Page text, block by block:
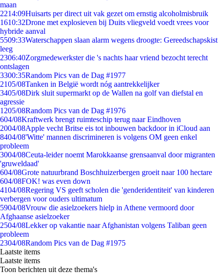
maan
2214:09Huisarts per direct uit vak gezet om ernstig alcoholmisbruik
1610:32Drone met explosieven bij Duits vliegveld voedt vrees voor
hybride aanval
5509:33Waterschappen slaan alarm wegens droogte: Gereedschapskist
leeg
2306:40Zorgmedewerkster die 's nachts haar vriend bezocht terecht
ontslagen
3300:35Random Pics van de Dag #1977
2105/08Tanken in België wordt nóg aantrekkelijker
3405/08Dirk sluit supermarkt op de Wallen na golf van diefstal en
agressie
1205/08Random Pics van de Dag #1976
604/08Kraftwerk brengt ruimteschip terug naar Eindhoven
2004/08Apple vecht Britse eis tot inbouwen backdoor in iCloud aan
8404/08'Witte' mannen discrimineren is volgens OM geen enkel
probleem
3004/08Ceuta-leider noemt Marokkaanse grensaanval door migranten
'gruweldaad'
604/08Grote natuurbrand Boschhuizerbergen groeit naar 100 hectare
604/08FOK! was even down
4104/08Regering VS geeft scholen die 'genderidentiteit' van kinderen
verbergen voor ouders ultimatum
5904/08Vrouw die asielzoekers hielp in Athene vermoord door
Afghaanse asielzoeker
2504/08Lekker op vakantie naar Afghanistan volgens Taliban geen
probleem
2304/08Random Pics van de Dag #1975
Laatste items
Laatste items
Toon berichten uit deze thema's